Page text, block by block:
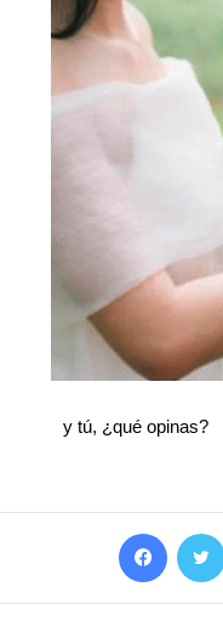
y tú, ¿qué opinas?